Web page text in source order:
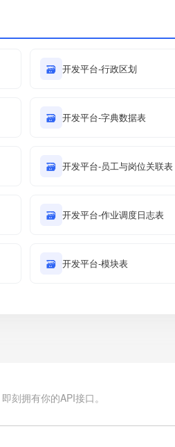
🗃 开发平台-行政区划
🗃 开发平台-字典数据表
🗃 开发平台-员工与岗位关联表
🗃 开发平台-作业调度日志表
🗃 开发平台-模块表
刻拥有你的API接口。